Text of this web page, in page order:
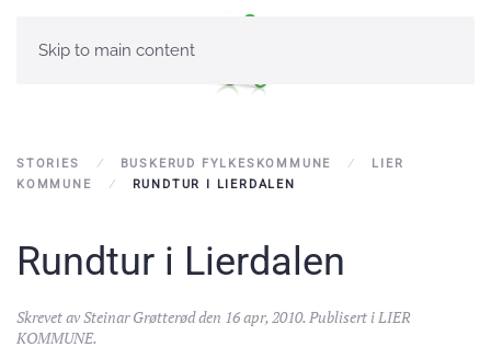
Skip to main content
STORIES BUSKERUD FYLKESKOMMUNE
LIER
KOMMUNE
RUNDTUR I LIERDALEN
Rundtur i Lierdalen
Skrevet avSteinar Grøtterødden 16 apr, 2010. Publisert iLIER
KOMMUNE.